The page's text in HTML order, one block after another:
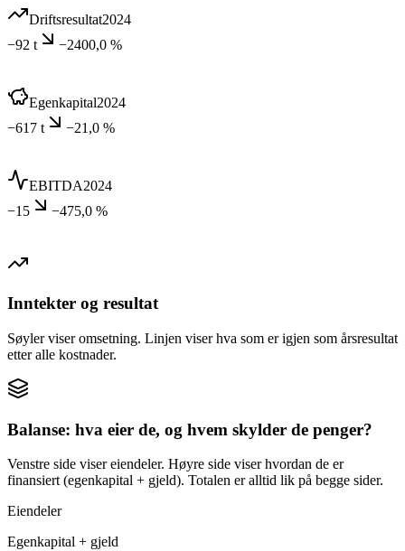
Driftsresultat2024
−92 t
−2400,0 %
Egenkapital2024
−617 t
−21,0 %
EBITDA2024
−15
−475,0 %
Inntekter og resultat
Søyler viser omsetning. Linjen viser hva som er igjen som årsresultat
etter alle kostnader.
Balanse: hva eier de, og hvem skylder de penger?
Venstre side viser eiendeler. Høyre side viser hvordan de er
finansiert (egenkapital + gjeld). Totalen er alltid lik på begge sider.
Eiendeler
Egenkapital + gjeld